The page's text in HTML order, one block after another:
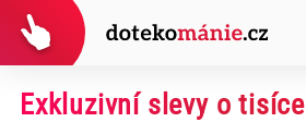
Exkluzivní slevy o